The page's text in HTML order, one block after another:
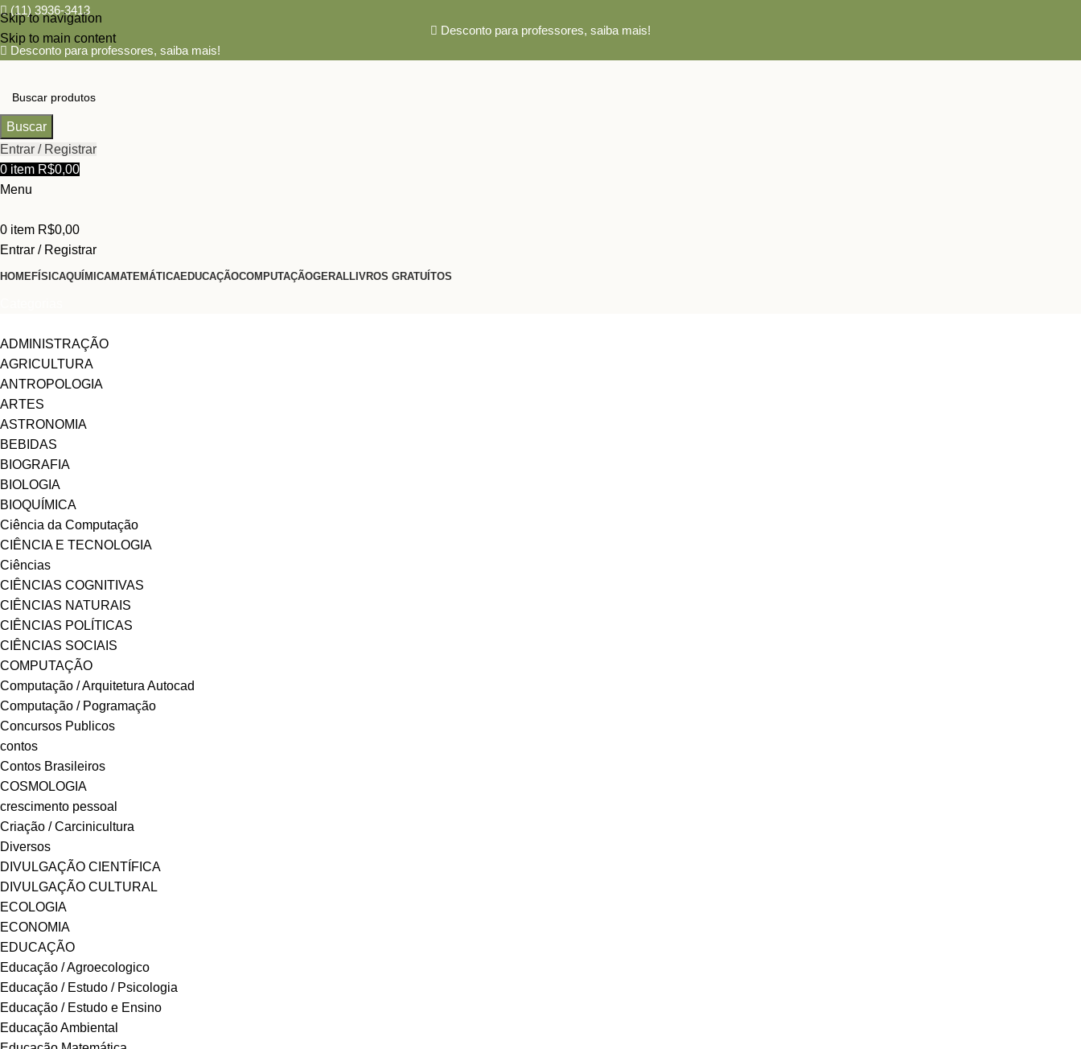
Skip to navigation
Skip to main content
(11) 3936-3413
Desconto para professores, saiba mais!
Desconto para professores, saiba mais!
Buscar
Entrar / Registrar
0 item R$0,00
Menu
0 item R$0,00
Entrar / Registrar
HOMEFÍSICAQUÍMICAMATEMÁTICAEDUCAÇÃOCOMPUTAÇÃOGERALLIVROS GRATUÍTOS
ADMINISTRAÇÃO
AGRICULTURA
ANTROPOLOGIA
ARTES
ASTRONOMIA
BEBIDAS
BIOGRAFIA
BIOLOGIA
BIOQUÍMICA
Ciência da Computação
CIÊNCIA E TECNOLOGIA
Ciências
CIÊNCIAS COGNITIVAS
CIÊNCIAS NATURAIS
CIÊNCIAS POLÍTICAS
CIÊNCIAS SOCIAIS
COMPUTAÇÃO
Computação / Arquitetura Autocad
Computação / Pogramação
Concursos Publicos
contos
Contos Brasileiros
COSMOLOGIA
crescimento pessoal
Criação / Carcinicultura
Diversos
DIVULGAÇÃO CIENTÍFICA
DIVULGAÇÃO CULTURAL
ECOLOGIA
ECONOMIA
EDUCAÇÃO
Educação / Agroecologico
Educação / Estudo / Psicologia
Educação / Estudo e Ensino
Educação Ambiental